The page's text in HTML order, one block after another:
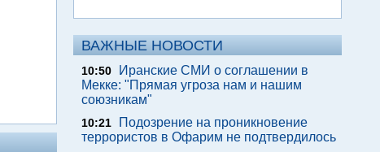
ВАЖНЫЕ НОВОСТИ
10:50
Иранские СМИ о соглашении в
Мекке: "Прямая угроза нам и нашим
союзникам"
10:21
Подозрение на проникновение
террористов в Офарим не подтвердилось